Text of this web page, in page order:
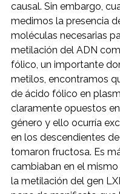
causal. Sin embargo,
medimos la presencia
moléculas necesarias
metilación del ADN
fólico, un importante
metilos, encontramos
de ácido fólico en
claramente opuestos
género y ello ocurría
en los descendientes
tomaron fructosa. Es
cambiaban en el
la metilación del gen